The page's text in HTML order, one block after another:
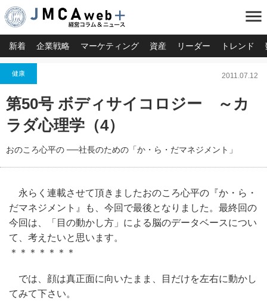
menu
新着 企業戦略 マーケティング 資産 リーダー トレンド
健康 2011.07.12
第50号 ボディサイコロジー ～カ
ラダ心理学（4）
おのころ心平の ──社長のための「か・ら・だマネジメント」
永らく連載させて頂きましたおのころ心平の『か・ら・
だマネジメント』も、今回で最後となりました。最終回の
今回は、「目の動かし方」による脳のデータベースについ
て、考えたいと思います。
＊＊＊＊＊＊＊
では、顔は真正面に向いたまま、目だけを左右に動かし
てみて下さい。